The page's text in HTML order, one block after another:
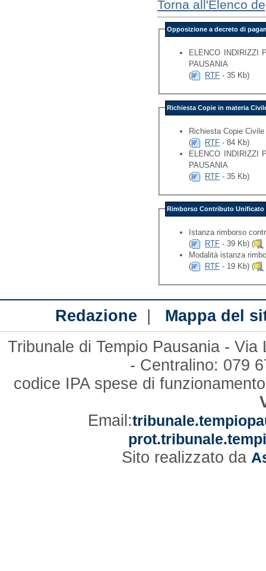
Torna all'Elenco
Opposizione a decreto di
ELENCO INDIRIZZI
PAUSANIA
(
RTF - 35 Kb)
Richiesta Copie in materia
Richiesta Copie Civile
(
RTF - 84 Kb)
ELENCO INDIRIZZI
PAUSANIA
(
RTF - 35 Kb)
Rimborso Contributo Unificato
Istanza rimborso
(
RTF - 39 Kb) (
Modalità istanza
(
RTF - 19 Kb) (
Redazione | Mappa del
Tribunale di Tempio Pausania -
- Centralino: 079
codice IPA spese di
Email:
Sito realizzato da